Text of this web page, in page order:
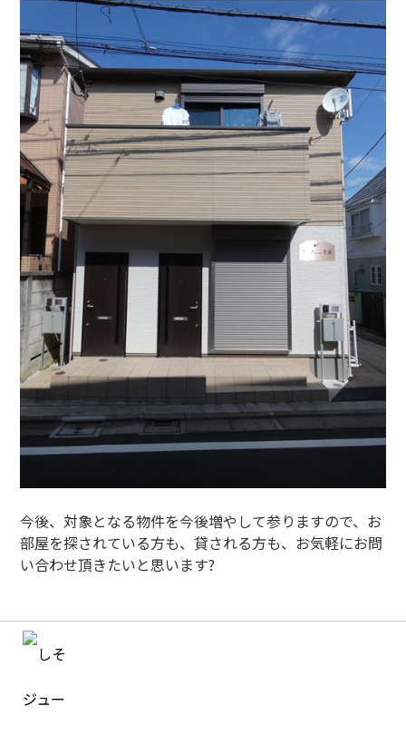
今後、対象となる物件を今後増やして参りますので、お
部屋を探されている方も、貸される方も、お気軽にお問
い合わせ頂きたいと思います?